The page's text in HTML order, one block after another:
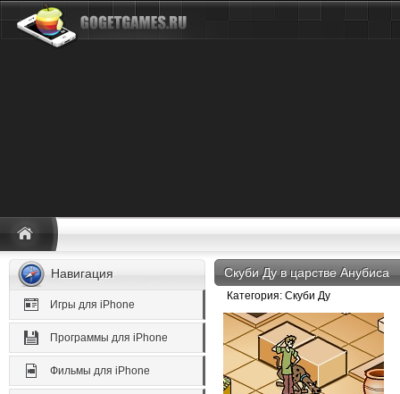
Навигация
Игры для iPhone
Программы для iPhone
Фильмы для iPhone
Скуби Ду в царстве Анубиса
Категория: Скуби Ду